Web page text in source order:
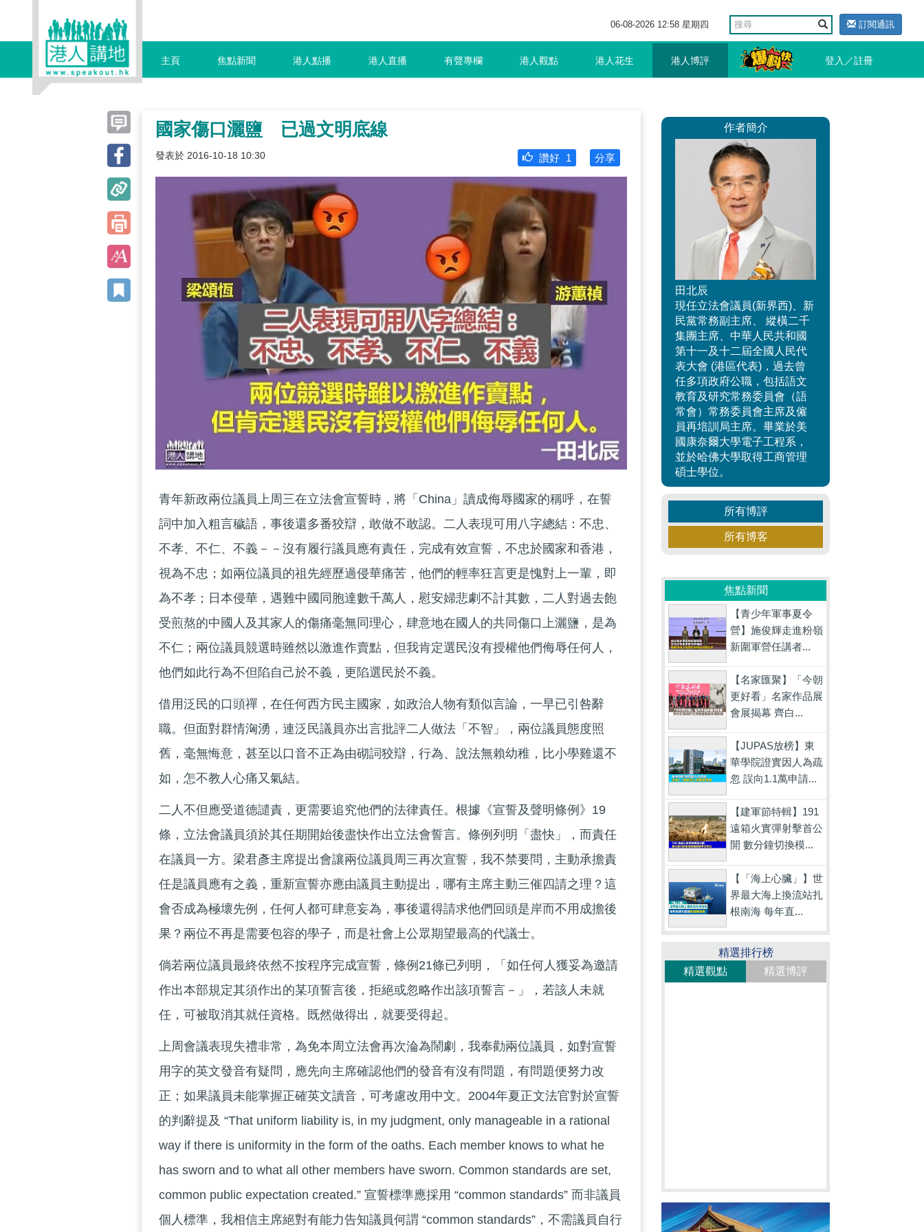
06-08-2026 12:58 星期四 訂閱通訊
主頁 焦點新聞 港人點播 港人直播 有聲專欄 港人觀點 港人花生 港人博評 登入／註冊
國家傷口灑鹽 已過文明底線
發表於 2016-10-18 10:30 分享
讚好 1
青年新政兩位議員上周三在立法會宣誓時，將「China」讀成侮辱國家的稱呼，在誓
詞中加入粗言穢語，事後還多番狡辯，敢做不敢認。二人表現可用八字總結：不忠、
不孝、不仁、不義－－沒有履行議員應有責任，完成有效宣誓，不忠於國家和香港，
視為不忠；如兩位議員的祖先經歷過侵華痛苦，他們的輕率狂言更是愧對上一輩，即
為不孝；日本侵華，遇難中國同胞達數千萬人，慰安婦悲劇不計其數，二人對過去飽
受煎熬的中國人及其家人的傷痛毫無同理心，肆意地在國人的共同傷口上灑鹽，是為
不仁；兩位議員競選時雖然以激進作賣點，但我肯定選民沒有授權他們侮辱任何人，
他們如此行為不但陷自己於不義，更陷選民於不義。
借用泛民的口頭禪，在任何西方民主國家，如政治人物有類似言論，一早已引咎辭
職。但面對群情洶湧，連泛民議員亦出言批評二人做法「不智」，兩位議員態度照
舊，毫無悔意，甚至以口音不正為由砌詞狡辯，行為、說法無賴幼稚，比小學雞還不
如，怎不教人心痛又氣結。
二人不但應受道德譴責，更需要追究他們的法律責任。根據《宣誓及聲明條例》19
條，立法會議員須於其任期開始後盡快作出立法會誓言。條例列明「盡快」，而責任
在議員一方。梁君彥主席提出會讓兩位議員周三再次宣誓，我不禁要問，主動承擔責
任是議員應有之義，重新宣誓亦應由議員主動提出，哪有主席主動三催四請之理？這
會否成為極壞先例，任何人都可肆意妄為，事後還得請求他們回頭是岸而不用成擔後
果？兩位不再是需要包容的學子，而是社會上公眾期望最高的代議士。
倘若兩位議員最終依然不按程序完成宣誓，條例21條已列明，「如任何人獲妥為邀請
作出本部規定其須作出的某項誓言後，拒絕或忽略作出該項誓言－」，若該人未就
任，可被取消其就任資格。既然做得出，就要受得起。
上周會議表現失禮非常，為免本周立法會再次淪為鬧劇，我奉勸兩位議員，如對宣誓
用字的英文發音有疑問，應先向主席確認他們的發音有沒有問題，有問題便努力改
正；如果議員未能掌握正確英文讀音，可考慮改用中文。2004年夏正文法官對於宣誓
的判辭提及 “That uniform liability is, in my judgment, only manageable in a rational
way if there is uniformity in the form of the oaths. Each member knows to what he
has sworn and to what all other members have sworn. Common standards are set,
common public expectation created.” 宣誓標準應採用 “common standards” 而非議員
個人標準，我相信主席絕對有能力告知議員何謂 “common standards”，不需議員自行
作者簡介
田北辰
現任立法會議員(新界西)、新
民黨常務副主席、 縱橫二千
集團主席、中華人民共和國
第十一及十二屆全國人民代
表大會 (港區代表)，過去曾
任多項政府公職，包括語文
教育及研究常務委員會（語
常會）常務委員會主席及僱
員再培訓局主席。畢業於美
國康奈爾大學電子工程系，
並於哈佛大學取得工商管理
碩士學位。
所有博評
所有博客
焦點新聞
【青少年軍事夏令
營】施俊輝走進粉嶺
新圍軍營任講者...
【名家匯聚】「今朝
更好看」名家作品展
會展揭幕 齊白...
【JUPAS放榜】東
華學院證實因人為疏
忽 誤向1.1萬申請...
【建軍節特輯】191
遠箱火實彈射擊首公
開 數分鐘切換模...
【「海上心臟」】世
界最大海上換流站扎
根南海 每年直...
精選排行榜
精選觀點
精選博評